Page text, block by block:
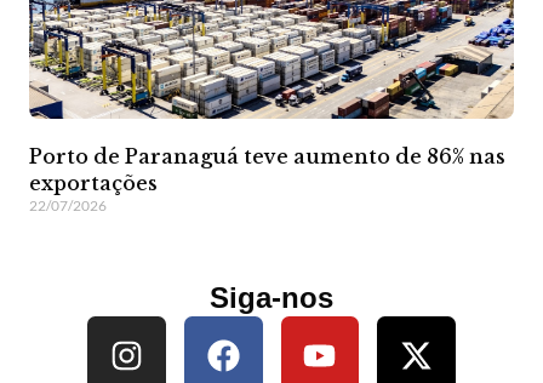
Porto de Paranaguá teve aumento de 86% nas
exportações
22/07/2026
Siga-nos